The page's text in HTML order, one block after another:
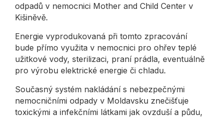
odpadů v nemocnici Mother and Child Center v
Kišiněvě.
Energie vyprodukovaná při tomto zpracování
bude přímo využita v nemocnici pro ohřev teplé
užitkové vody, sterilizaci, praní prádla, eventuálně
pro výrobu elektrické energie či chladu.
Současný systém nakládání s nebezpečnými
nemocničními odpady v Moldavsku znečišťuje
toxickými a infekčními látkami jak ovzduší a půdu,